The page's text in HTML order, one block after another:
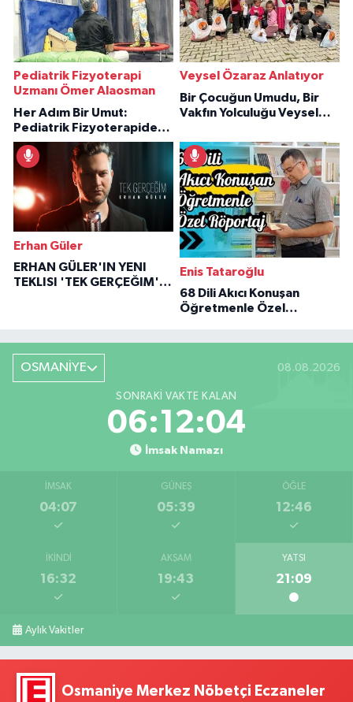
Pediatrik Fizyoterapi
Uzmanı Ömer Alaosman
Her Adım Bir Umut:
Pediatrik Fizyoterapiden
İlham Veren Hikâyeler
Veysel Özaraz Anlatıyor
Bir Çocuğun Umudu, Bir
Vakfın Yolculuğu Veysel
Erhan Güler
ERHAN GÜLER'IN YENI
TEKLISI 'TEK GERÇEĞIM'LE
Enis Tataroğlu
68 Dili Akıcı Konuşan
Öğretmenle Özel
OSMANİYE 08.08.2026
SONRAKI VAKTE KALAN
06:12:03
İmsak Namazı
İMSAK
04:07
GÜNEŞ
05:39
ÖĞLE
12:46
İKINDI
16:32
AKŞAM
19:43
YATSI
21:09
Aylık Vakitler
Osmaniye Merkez Nöbetçi Eczaneler